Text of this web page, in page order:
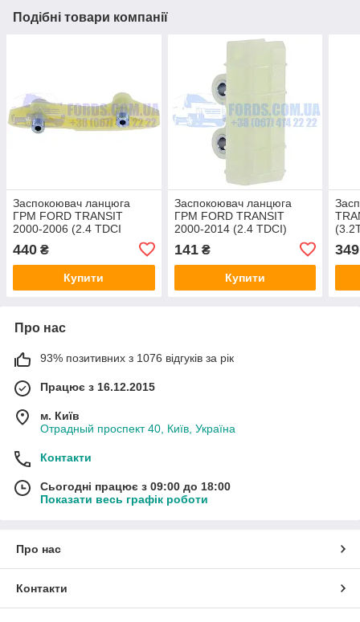
Подібні товари компанії
Заспокоювач ланцюга
ГРМ FORD TRANSIT
2000-2006 (2.4 TDCI
440 ₴
Купити
Заспокоювач ланцюга
ГРМ FORD TRANSIT
2000-2014 (2.4 TDCI)
(1112292/YC1Q6M256AB/331405)
CABU
141₴
Купити
349
Про нас
93% позитивних з 1076 відгуків за рік
Працює з 16.12.2015
м. Київ
Отрадный проспект 40, Київ, Україна
Контакти
Сьогодні працює з 09:00 до 18:00
Показати весь графік роботи
Про нас
Контакти